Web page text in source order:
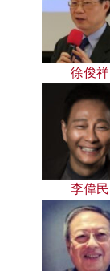
徐俊祥
李偉民